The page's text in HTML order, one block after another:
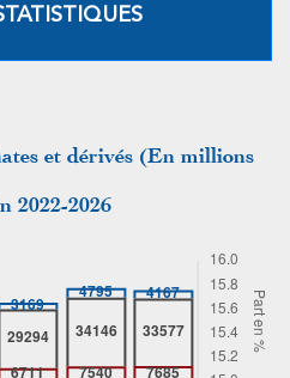
et dérivés (En millions
2022-2026